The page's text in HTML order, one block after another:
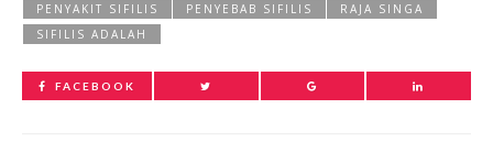
PENYAKIT SIFILIS
PENYEBAB SIFILIS
RAJA SINGA
SIFILIS ADALAH
FACEBOOK